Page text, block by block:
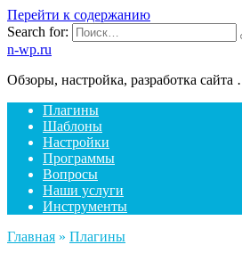
Перейти к содержанию
Search for:
n-wp.ru
Обзоры, настройка, разработка сайта
Плагины
Шаблоны
Настройки
Программы
Вопросы
Наши услуги
Инструменты
Главная » Плагины